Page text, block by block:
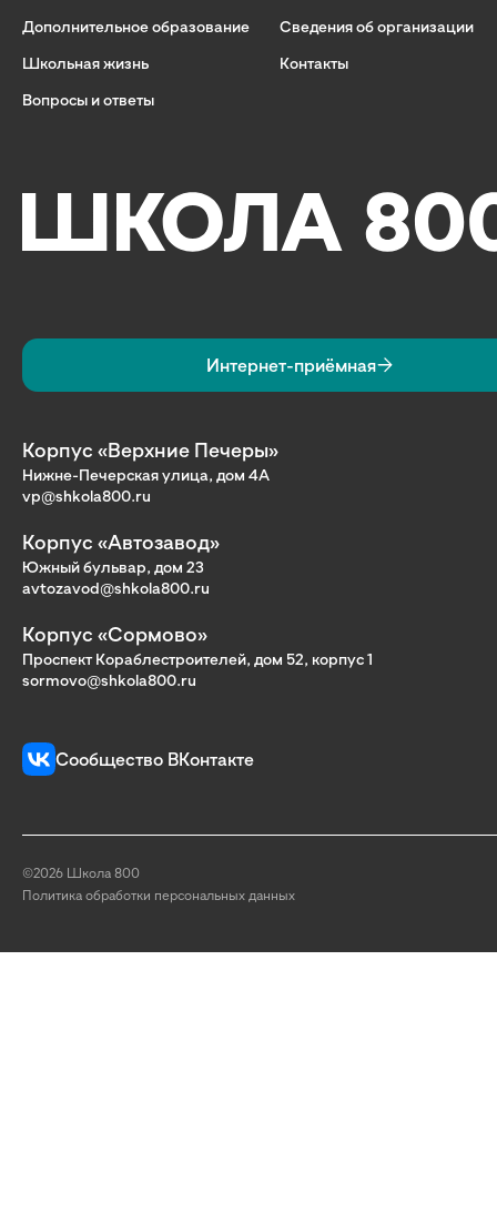
Дополнительное образование
Школьная жизнь
Вопросы и ответы
Сведения об организации
Контакты
Интернет-приёмная
Корпус «Верхние Печеры»
Нижне-Печерская улица, дом 4А
vp@shkola800.ru
Корпус «Автозавод»
Южный бульвар, дом 23
avtozavod@shkola800.ru
Корпус «Сормово»
Проспект Кораблестроителей, дом 52, корпус 1
sormovo@shkola800.ru
Сообщество ВКонтакте
©2026 Школа 800
Политика обработки персональных данных